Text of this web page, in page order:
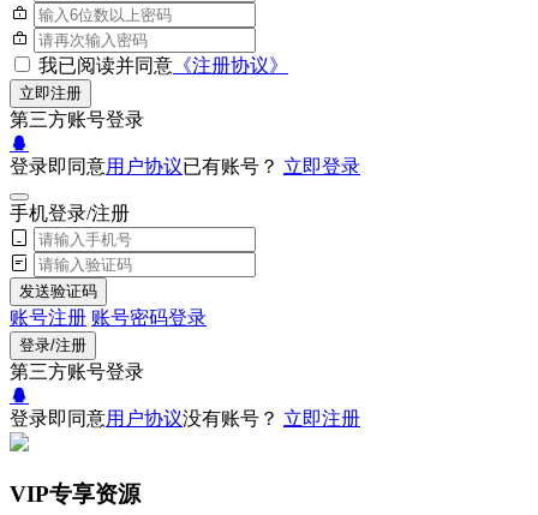
我已阅读并同意 《注册协议》
立即注册
第三方账号登录
登录即同意用户协议已有账号？ 立即登录
手机登录/注册
发送验证码
账号注册 账号密码登录
登录/注册
第三方账号登录
登录即同意用户协议没有账号？ 立即注册
VIP专享资源